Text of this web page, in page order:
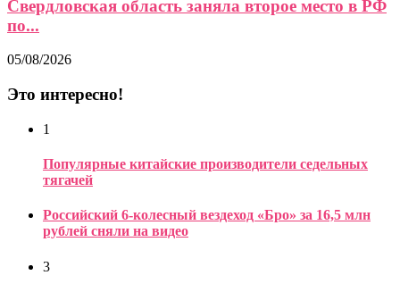
Свердловская область заняла второе место в РФ
по...
05/08/2026
Это интересно!
1
Популярные китайские производители седельных
тягачей
Российский 6-колесный вездеход «Бро» за 16,5 млн
рублей сняли на видео
3